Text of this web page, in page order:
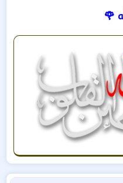
ذاكرة وصول عشوائي
تفضل بالدخولهنا.
🌹